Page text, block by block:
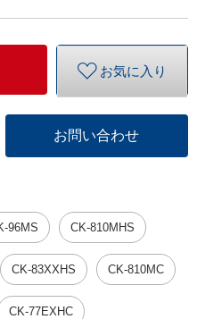
お気に入り
お問い合わせ
96MS CK-810MHS
CK-83XXHS CK-810MC
CK-77EXHC